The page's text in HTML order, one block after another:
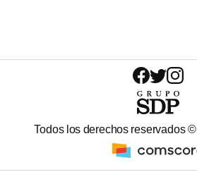
Todos los derechos reservados ©